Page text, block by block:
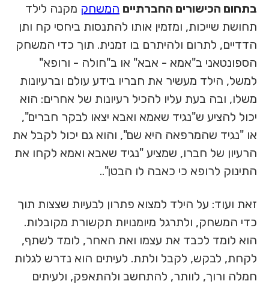
בתחום הכישורים החברתיים המשחק מקנה לילד
תחושת שייכות, ומזמין אותו להתנסות ביחסי קח ותן
הדדיים, לתרום ולהיתרם בו זמנית. תוך כדי המשחק
הספונטאני ב"אמא - אבא" או ב"חולה - ורופא"
למשל, הילד מעשיר את חבריו בידע עולם וברעיונות
משלו, ובה בעת עליו להכיל רעיונות של אחרים: הוא
יכול להציע ש"נגיד שאמא ואבא יצאו לבקר חברים",
או "נגיד שהמרפאה היא שם", והוא גם יכול לקבל את
הרעיון של חברו, שמציע "נגיד שאבא ואמא לקחו את
התינוק לרופא כי כאבה לו הבטן"..
זאת ועוד: על הילד למצוא פתרון לבעיות שצצות תוך
כדי המשחק, ולתרגל מיומנויות תקשורת מקובלות.
הוא לומד לכבד את עצמו ואת האחר, לומד לשתף,
לקחת, לבקש, לקבל ולתת. לעיתים הוא נדרש לגלות
חמלה ורוך, לוותר, להתחשב ולהתאפק, ולעיתים